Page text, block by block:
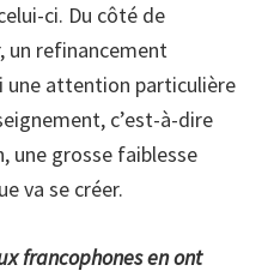
ci. Du côté de
un refinancement
une attention particulière
c’est-à-dire
une grosse faiblesse
va se créer.
francophones en ont